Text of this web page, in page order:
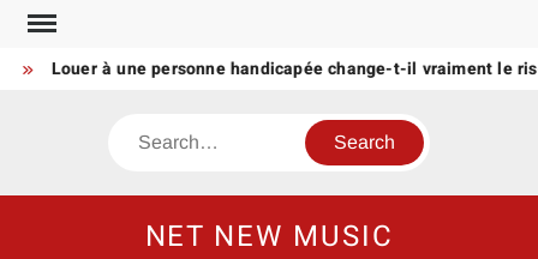
Skip
content
Louer à une personne handicapée change-t-il vraiment le risque
Search
NET NEW MUSIC